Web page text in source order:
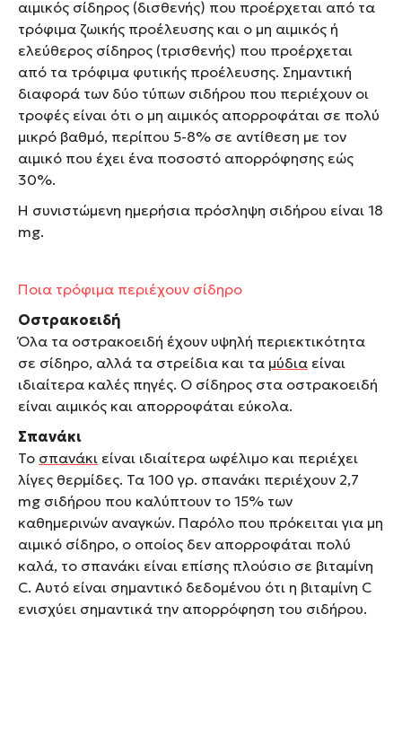
αιμικός σίδηρος (δισθενής) που προέρχεται από τα
τρόφιμα ζωικής προέλευσης και ο μη αιμικός ή
ελεύθερος σίδηρος (τρισθενής) που προέρχεται
από τα τρόφιμα φυτικής προέλευσης. Σημαντική
διαφορά των δύο τύπων σιδήρου που περιέχουν οι
τροφές είναι ότι ο μη αιμικός απορροφάται σε πολύ
μικρό βαθμό, περίπου 5-8% σε αντίθεση με τον
αιμικό που έχει ένα ποσοστό απορρόφησης εώς
30%.
Η συνιστώμενη ηµερήσια πρόσληψη σιδήρου είναι 18
mg.
Ποια τρόφιμα περιέχουν σίδηρο
Οστρακοειδή
Όλα τα οστρακοειδή έχουν υψηλή περιεκτικότητα
σε σίδηρο, αλλά τα στρείδια και τα µύδια είναι
ιδιαίτερα καλές πηγές. Ο σίδηρος στα οστρακοειδή
είναι αιμικός και απορροφάται εύκολα.
Σπανάκι
Το σπανάκι είναι ιδιαίτερα ωφέλιμο και περιέχει
λίγες θερμίδες. Τα 100 γρ. σπανάκι περιέχουν 2,7
mg σιδήρου που καλύπτουν το 15% των
καθημερινών αναγκών. Παρόλο που πρόκειται για μη
αιμικό σίδηρο, ο οποίος δεν απορροφάται πολύ
καλά, το σπανάκι είναι επίσης πλούσιο σε βιταμίνη
C. Αυτό είναι σημαντικό δεδομένου ότι η βιταμίνη C
ενισχύει σημαντικά την απορρόφηση του σιδήρου.